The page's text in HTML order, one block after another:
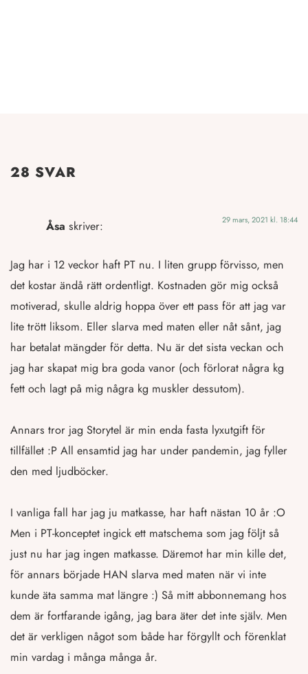
28 SVAR
Åsa skriver: 29 mars, 2021 kl. 18:44
Jag har i 12 veckor haft PT nu. I liten grupp förvisso, men
det kostar ändå rätt ordentligt. Kostnaden gör mig också
motiverad, skulle aldrig hoppa över ett pass för att jag var
lite trött liksom. Eller slarva med maten eller nåt sånt, jag
har betalat mängder för detta. Nu är det sista veckan och
jag har skapat mig bra goda vanor (och förlorat några kg
fett och lagt på mig några kg muskler dessutom).
Annars tror jag Storytel är min enda fasta lyxutgift för
tillfället :P All ensamtid jag har under pandemin, jag fyller
den med ljudböcker.
I vanliga fall har jag ju matkasse, har haft nästan 10 år :O
Men i PT-konceptet ingick ett matschema som jag följt så
just nu har jag ingen matkasse. Däremot har min kille det,
för annars började HAN slarva med maten när vi inte
kunde äta samma mat längre :) Så mitt abbonnemang hos
dem är fortfarande igång, jag bara äter det inte själv. Men
det är verkligen något som både har förgyllt och förenklat
min vardag i många många år.